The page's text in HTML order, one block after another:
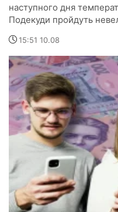
наступного дня
Подекуди пройдуть
15:51 10.08